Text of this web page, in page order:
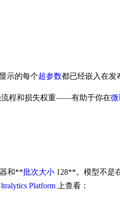
示的每个超参数都已经嵌入在发
流程和损失权重——有助于你在微
和**批次大小 128**。模型不是
Platform 上查看：